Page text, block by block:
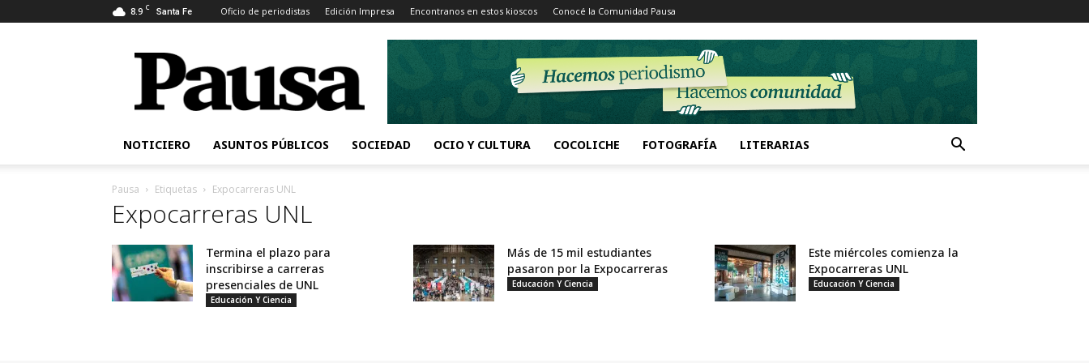
8.9 C Santa Fe Oficio de periodistas Edición Impresa Encontranos en estos kioscos Conocé la Comunidad Pausa
Pausa
NOTICIERO ASUNTOS PÚBLICOS SOCIEDAD OCIO Y CULTURA COCOLICHE FOTOGRAFÍA LITERARIAS
Pausa Etiquetas Expocarreras UNL
Expocarreras UNL
Termina el plazo para
inscribirse a carreras
presenciales de UNL
Educación Y Ciencia
Más de 15 mil estudiantes
pasaron por la Expocarreras
Educación Y Ciencia
Este miércoles comienza la
Expocarreras UNL
Educación Y Ciencia